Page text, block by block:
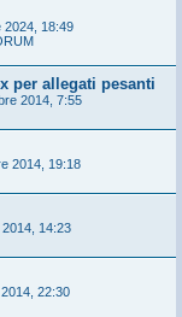
2024, 18:49
per allegati pesanti
2014, 7:55
2014, 19:18
14:23
22:30